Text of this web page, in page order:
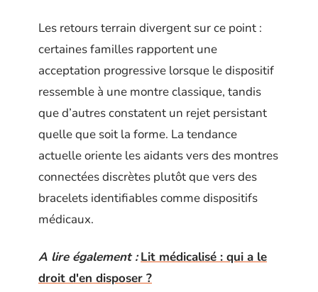
Les retours terrain divergent sur ce point :
certaines familles rapportent une
acceptation progressive lorsque le dispositif
ressemble à une montre classique, tandis
que d’autres constatent un rejet persistant
quelle que soit la forme. La tendance
actuelle oriente les aidants vers des montres
connectées discrètes plutôt que vers des
bracelets identifiables comme dispositifs
médicaux.
A lire également : Lit médicalisé : qui a le
droit d'en disposer ?